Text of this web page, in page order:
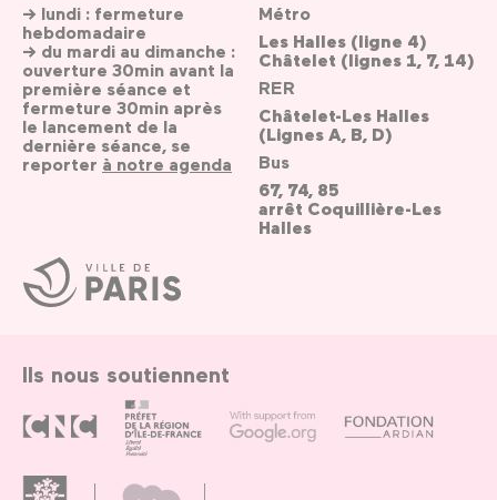
Ville
de
Paris
→ lundi : fermeture
hebdomadaire
→ du mardi au dimanche :
ouverture 30min avant la
première séance et
fermeture 30min après
le lancement de la
dernière séance, se
reporter à notre agenda
Métro
Les Halles (ligne 4)
Châtelet (lignes 1, 7, 14)
RER
Châtelet-Les Halles
(Lignes A, B, D)
Bus
67, 74, 85
arrêt Coquillière-Les
Halles
Ils nous soutiennent